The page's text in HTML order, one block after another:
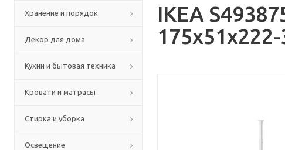
Хранение и порядок
Декор для дома
Кухни и бытовая техника
Кровати и матрасы
Стирка и уборка
Освещение
IKEA